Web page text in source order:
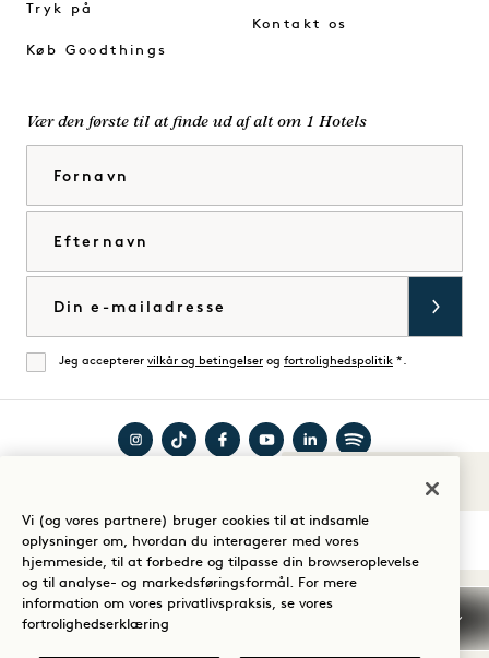
Lyde af 1
Tryk på
Køb Goodthings
Kontakt os
Vær den første til at finde ud af alt om 1 Hotels
Enig
Jeg accepterer vilkår og betingelser og fortrolighedspolitik *.
Hotels
på
Instagram
Hotels
på
TikTok
Hotels
Facebook
Hotels
YouTube
Hotels
på
LinkedIn
Hotels
Spotify
Vilkår og betingelser
Meddelelse om beskyttelse af personlige oplysninger
Vi (og vores partnere) bruger cookies til at indsamle
oplysninger om, hvordan du interagerer med vores
hjemmeside, til at forbedre og tilpasse din browseroplevelse
og til analyse- og markedsføringsformål. For mere
information om vores privatlivspraksis, se vores
fortrolighedserklæring